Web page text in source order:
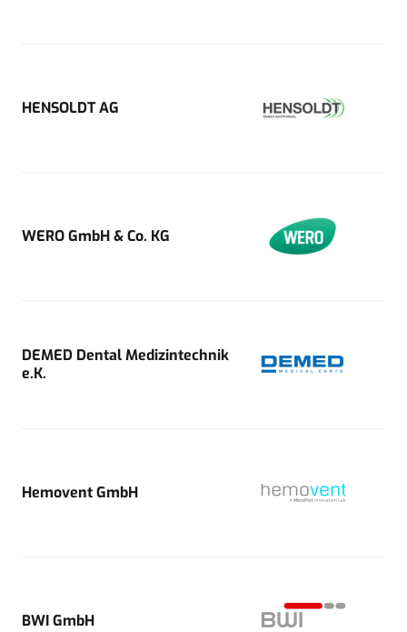
HENSOLDT AG
WERO GmbH & Co. KG
DEMED Dental Medizintechnik
e.K.
Hemovent GmbH
BWI GmbH